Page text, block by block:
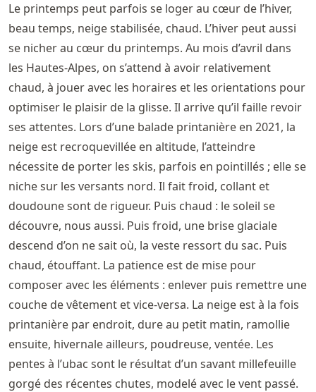
Le printemps peut parfois se loger au cœur de l’hiver,
beau temps, neige stabilisée, chaud. L’hiver peut aussi
se nicher au cœur du printemps. Au mois d’avril dans
les Hautes-Alpes, on s’attend à avoir relativement
chaud, à jouer avec les horaires et les orientations pour
optimiser le plaisir de la glisse. Il arrive qu’il faille revoir
ses attentes. Lors d’une balade printanière en 2021, la
neige est recroquevillée en altitude, l’atteindre
nécessite de porter les skis, parfois en pointillés ; elle se
niche sur les versants nord. Il fait froid, collant et
doudoune sont de rigueur. Puis chaud : le soleil se
découvre, nous aussi. Puis froid, une brise glaciale
descend d’on ne sait où, la veste ressort du sac. Puis
chaud, étouffant. La patience est de mise pour
composer avec les éléments : enlever puis remettre une
couche de vêtement et vice-versa. La neige est à la fois
printanière par endroit, dure au petit matin, ramollie
ensuite, hivernale ailleurs, poudreuse, ventée. Les
pentes à l’ubac sont le résultat d’un savant millefeuille
gorgé des récentes chutes, modelé avec le vent passé.